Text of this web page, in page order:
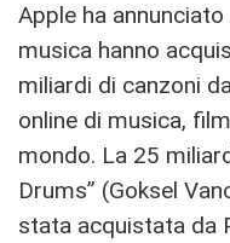
Apple ha
musica hanno
miliardi di canzoni
online di musica,
mondo. La 25
Drums” (Goksel
stata acquistata da